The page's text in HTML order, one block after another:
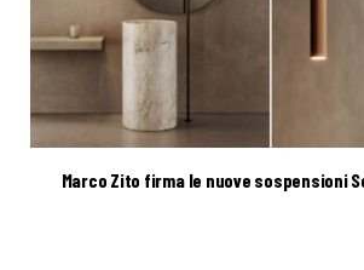
Marco Zito firma le nuove sospensioni